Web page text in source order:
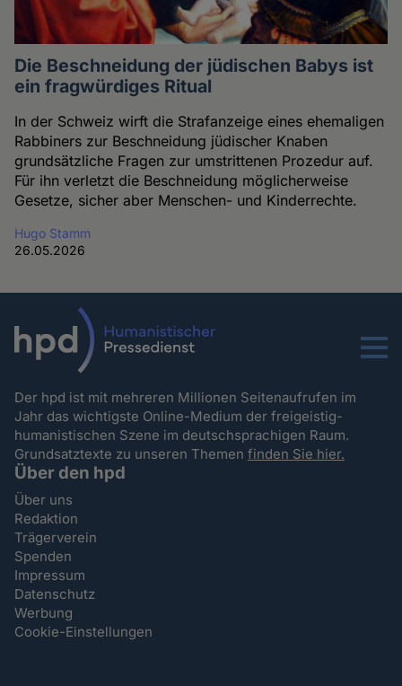
Die Beschneidung der jüdischen Babys ist
ein fragwürdiges Ritual
In der Schweiz wirft die Strafanzeige eines ehemaligen
Rabbiners zur Beschneidung jüdischer Knaben
grundsätzliche Fragen zur umstrittenen Prozedur auf.
Für ihn verletzt die Beschneidung möglicherweise
Gesetze, sicher aber Menschen- und Kinderrechte.
Hugo Stamm
26.05.2026
Menu
Der hpd ist mit mehreren Millionen Seitenaufrufen im
Jahr das wichtigste Online-Medium der freigeistig-
humanistischen Szene im deutschsprachigen Raum.
Grundsatztexte zu unseren Themenfinden Sie hier.
Über den hpd
Über uns
Redaktion
Trägerverein
Spenden
Impressum
Datenschutz
Werbung
Cookie-Einstellungen